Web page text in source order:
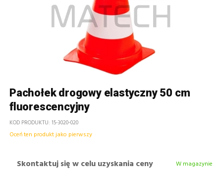
Pachołek drogowy elastyczny 50 cm
fluorescencyjny
KOD PRODUKTU 15-3020-020
Oceń ten produkt jako pierwszy
Skontaktuj się w celu uzyskania ceny W magazynie